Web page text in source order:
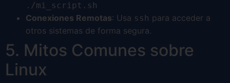
./mi_script.sh
Conexiones Remotas: Usa ssh para acceder a
otros sistemas de forma segura.
5. Mitos Comunes sobre
Linux